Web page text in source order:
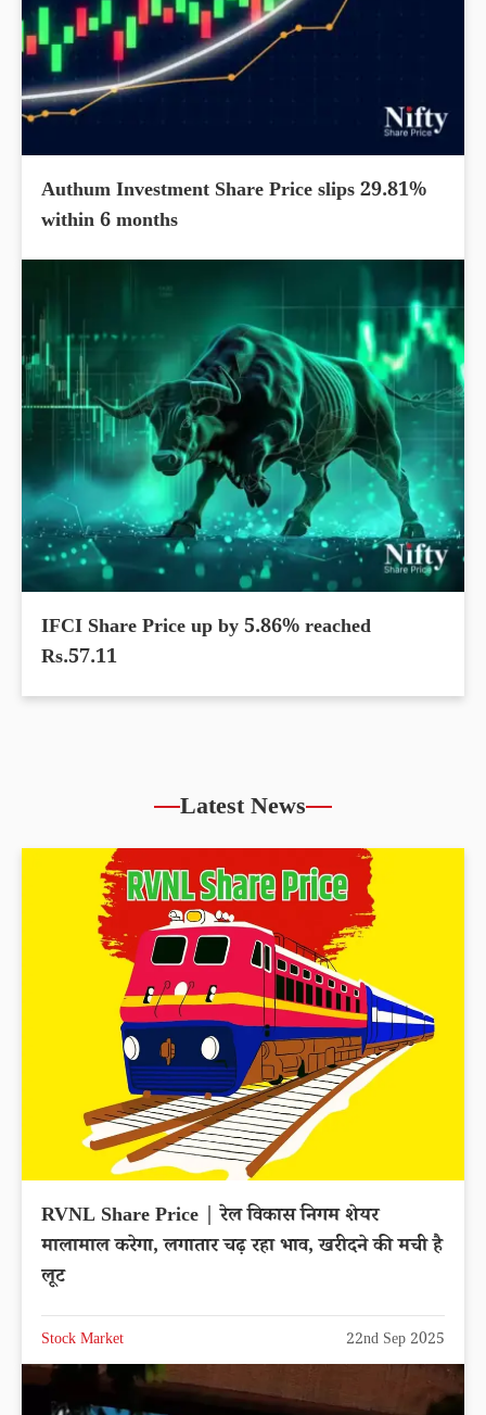
Authum Investment Share Price slips 29.81%
within 6 months
IFCI Share Price up by 5.86% reached
Rs.57.11
Latest News
RVNL Share Price | रेल विकास निगम शेयर
मालामाल करेगा, लगातार चढ़ रहा भाव, खरीदने की मची है
लूट
Stock Market 22nd Sep 2025